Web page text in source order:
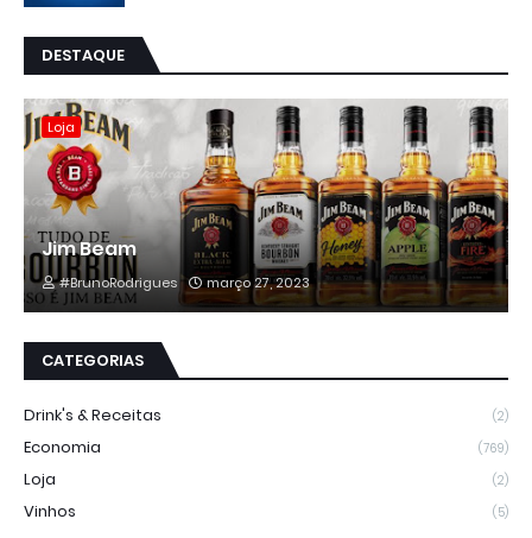
DESTAQUE
Loja
Jim Beam
#BrunoRodrigues março 27, 2023
CATEGORIAS
Drink's & Receitas (2)
Economia (769)
Loja (2)
Vinhos (5)